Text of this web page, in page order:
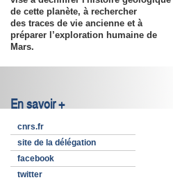
de cette planète, à rechercher
des traces de vie ancienne et à
préparer l’exploration humaine de
Mars.
En savoir +
cnrs.fr
site de la délégation
facebook
twitter